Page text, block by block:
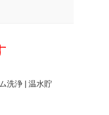
洗浄 | 温水貯